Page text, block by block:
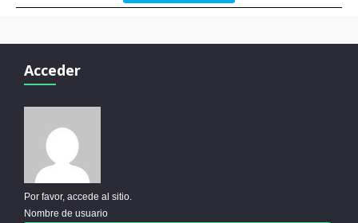
Acceder
Por favor, accede al sitio.
Nombre de usuario